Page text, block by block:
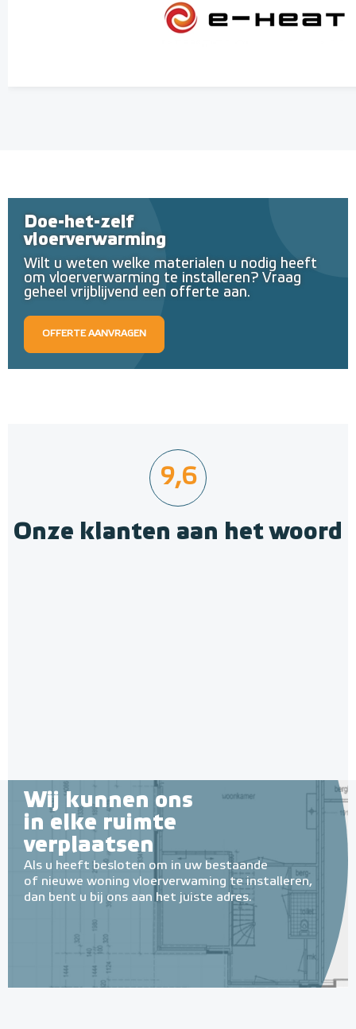
Doe-het-zelf
vloerverwarming
Wilt u weten welke materialen u nodig heeft
om vloerverwarming te installeren? Vraag
geheel vrijblijvend een offerte aan.
OFFERTE AANVRAGEN
9,6
Onze klanten aan het woord
Wij kunnen ons
in elke ruimte
verplaatsen
Als u heeft besloten om in uw bestaande
of nieuwe woning vloerverwaming te installeren,
dan bent u bij ons aan het juiste adres.